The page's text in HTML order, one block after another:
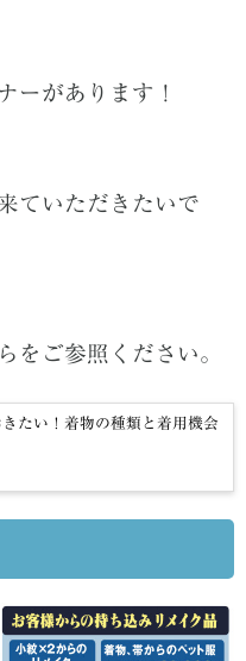
ーがあります！
ていただきたいで
をご参照ください。
たい！着物の種類と着用機会